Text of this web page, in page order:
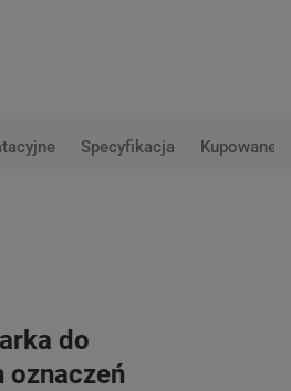
Specyfikacja Kupowane
do
oznaczeń